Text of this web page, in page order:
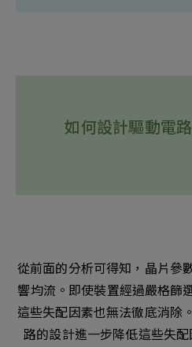
如何設計驅動電
從前面的分析可得知，晶片參
響均流。即使裝置經過嚴格篩
這些失配因素也無法徹底消除
路的設計進一步降低這些失